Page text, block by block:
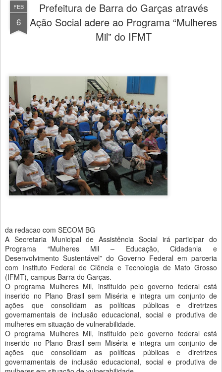
FEB
6
Prefeitura de Barra do Garças através
Ação Social adere ao Programa “Mulheres
Mil” do IFMT
da redacao com SECOM BG
A Secretaria Municipal de Assistência Social irá participar do
Programa “Mulheres Mil – Educação, Cidadania e
Desenvolvimento Sustentável” do Governo Federal em parceria
com Instituto Federal de Ciência e Tecnologia de Mato Grosso
(IFMT), campus Barra do Garças.
O programa Mulheres Mil, instituído pelo governo federal está
inserido no Plano Brasil sem Miséria e integra um conjunto de
ações que consolidam as políticas públicas e diretrizes
governamentais de inclusão educacional, social e produtiva de
mulheres em situação de vulnerabilidade.
O programa Mulheres Mil, instituído pelo governo federal está
inserido no Plano Brasil sem Miséria e integra um conjunto de
ações que consolidam as políticas públicas e diretrizes
governamentais de inclusão educacional, social e produtiva de